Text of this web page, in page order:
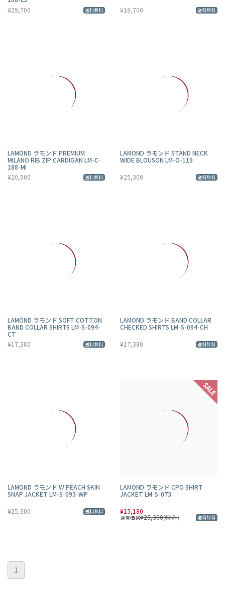
¥29,700
送料無料 ¥18,700 送料無料
LAMOND ラモンド PREMIUM
MILANO RIB ZIP CARDIGAN LM-C-
188-MI
¥20,900
送料無料
LAMOND ラモンド STAND NECK
WIDE BLOUSON LM-O-119
¥25,300 送料無料
LAMOND ラモンド SOFT COTTON
BAND COLLAR SHIRTS LM-S-094-
CT
¥17,380
送料無料
LAMOND ラモンド BAND COLLAR
CHECKED SHIRTS LM-S-094-CH
¥17,380 送料無料
LAMOND ラモンド W PEACH SKIN
SNAP JACKET LM-S-093-WP
¥25,300 送料無料
LAMOND ラモンド CPO SHIRT
JACKET LM-S-073
¥15,180
通常価格¥25,300(税込) 送料無料
1